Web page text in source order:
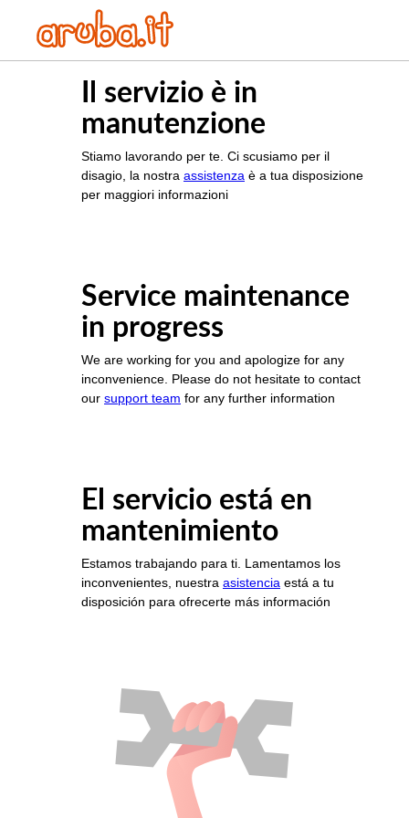
Il servizio è in
manutenzione
Stiamo lavorando per te. Ci scusiamo per il
disagio, la nostra assistenza è a tua disposizione
per maggiori informazioni
Service maintenance
in progress
We are working for you and apologize for any
inconvenience. Please do not hesitate to contact
our support team for any further information
El servicio está en
mantenimiento
Estamos trabajando para ti. Lamentamos los
inconvenientes, nuestra asistencia está a tu
disposición para ofrecerte más información